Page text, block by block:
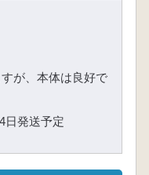
が、本体は良好で
日発送予定